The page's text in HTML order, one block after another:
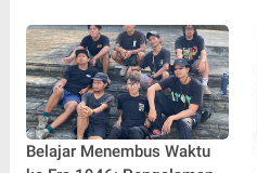
Belajar Menembus Waktu